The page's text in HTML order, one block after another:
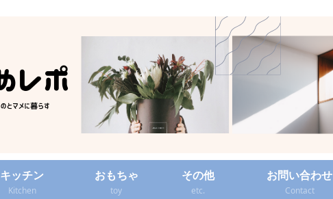
キッチン
Kitchen
おもちゃ
toy
その他
etc.
お問い合わせ
Contact‎